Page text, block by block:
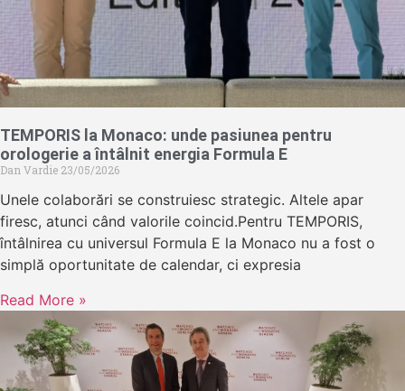
TEMPORIS la Monaco: unde pasiunea pentru
orologerie a întâlnit energia Formula E
Dan Vardie 23/05/2026
Unele colaborări se construiesc strategic. Altele apar
firesc, atunci când valorile coincid.Pentru TEMPORIS,
întâlnirea cu universul Formula E la Monaco nu a fost o
simplă oportunitate de calendar, ci expresia
Read More »